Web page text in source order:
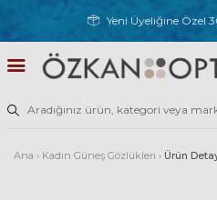
Yeni Üyeliğine Özel
Ana › Kadın Güneş Gözlükleri › Ürün